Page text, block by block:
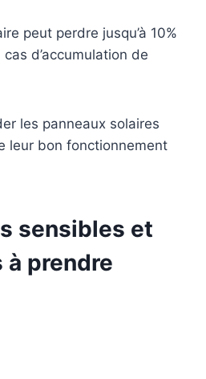
peut perdre jusqu’à 10%
d’accumulation de
les panneaux solaires
leur bon fonctionnement
sensibles et
prendre